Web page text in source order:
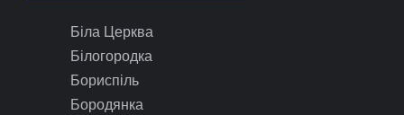
Біла Церква
Білогородка
Бориспіль
Бородянка